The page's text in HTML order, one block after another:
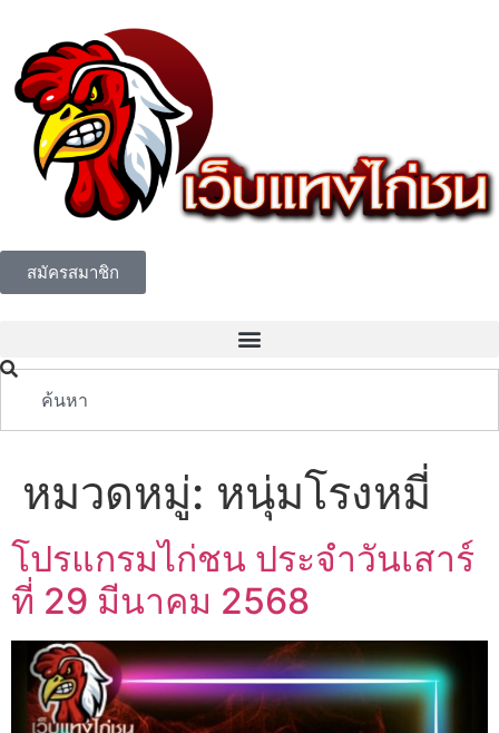
สมัครสมาชิก
หมวดหมู่: หนุ่มโรงหมี่
โปรแกรมไก่ชน ประจำวันเสาร์
ที่ 29 มีนาคม 2568